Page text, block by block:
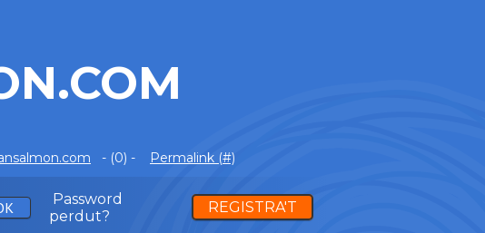
- (0) - Permalink (#)
Password
perdut?
REGISTRA'T